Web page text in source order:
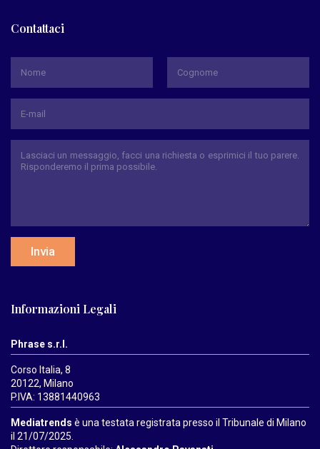
Contattaci
Invia
Informazioni Legali
Phrase s.r.l.
Corso Italia, 8
20122, Milano
P.IVA: 13881440963
Mediatrends è una testata registrata presso il Tribunale di Milano
il 21/07/2025.